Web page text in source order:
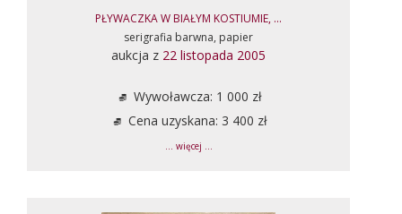
PŁYWACZKA W BIAŁYM KOSTIUMIE, ...
serigrafia barwna, papier
aukcja z 22 listopada 2005
Wywoławcza: 1 000 zł
Cena uzyskana: 3 400 zł
... więcej ...